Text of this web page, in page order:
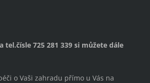
tel.čísle 725 281 339 si můžete dále
o Vaši zahradu přímo u Vás na